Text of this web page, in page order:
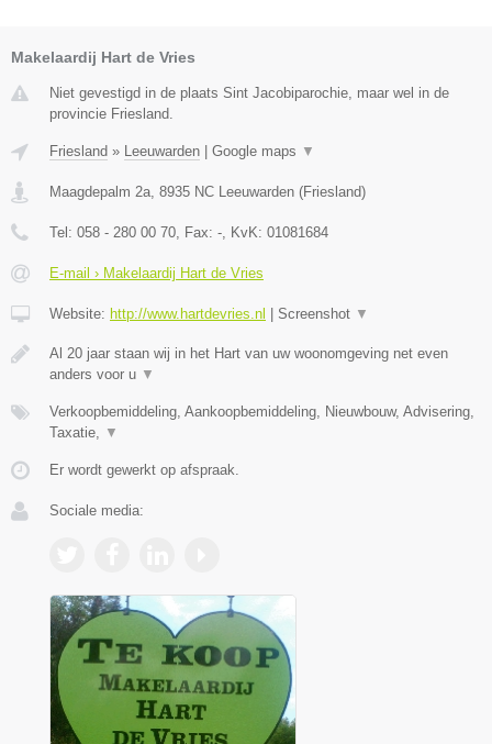
Makelaardij Hart de Vries
Niet gevestigd in de plaats Sint Jacobiparochie, maar wel in de
provincie Friesland.
Friesland » Leeuwarden Google maps ▼
Maagdepalm 2a, 8935 NC Leeuwarden (Friesland)
Tel: 058 - 280 00 70, Fax: -, KvK: 01081684
E-mail › Makelaardij Hart de Vries
Website: http://www.hartdevries.nl Screenshot ▼
Al 20 jaar staan wij in het Hart van uw woonomgeving net even
anders voor u ▼
Verkoopbemiddeling, Aankoopbemiddeling, Nieuwbouw, Advisering,
Taxatie, ▼
Er wordt gewerkt op afspraak.
Sociale media: